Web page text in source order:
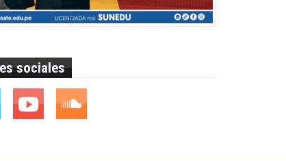
sociales